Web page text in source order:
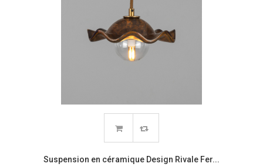
Suspension en céramique Design Rivale Fer...